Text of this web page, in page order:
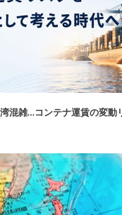
混雑…コンテナ運賃の変動